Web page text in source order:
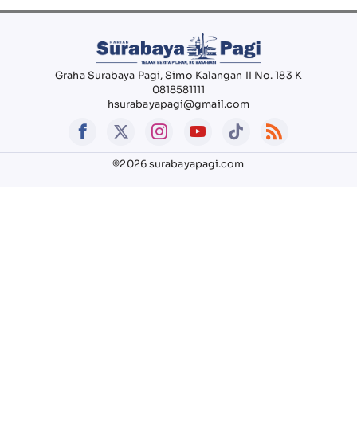
Graha Surabaya Pagi, Simo Kalangan II No. 183 K
0818581111
hsurabayapagi@gmail.com
©2026 surabayapagi.com